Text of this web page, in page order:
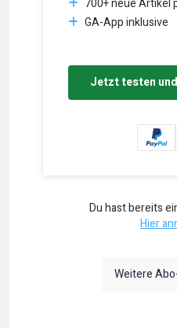
700+ neue Artikel
GA-App inklusive
Jetzt testen
Du hast bereits
Hier
Weitere